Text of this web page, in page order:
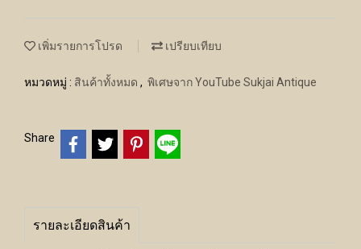
เพิ่มรายการโปรด เปรียบเทียบ
หมวดหมู่ : สินค้าทั้งหมด , พิเศษจาก YouTube Sukjai Antique
Share
รายละเอียดสินค้า